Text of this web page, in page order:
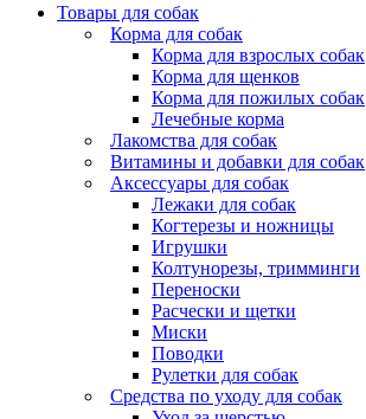
Товары для собак
Корма для собак
Корма для взрослых собак
Корма для щенков
Корма для пожилых собак
Лечебные корма
Лакомства для собак
Витамины и добавки для собак
Аксессуары для собак
Лежаки для собак
Когтерезы и ножницы
Игрушки
Колтунорезы, тримминги
Переноски
Расчески и щетки
Миски
Поводки
Рулетки для собак
Средства по уходу для собак